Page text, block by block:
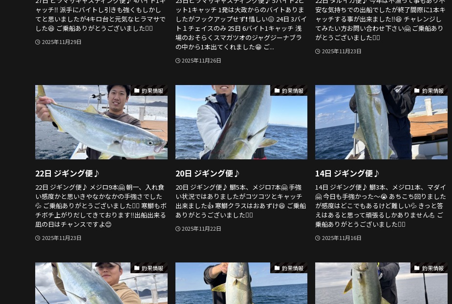
ャッチ‼️ 派手にバイトし引きも強くもしかし
てと思いましたが4キロ台と元気なヒラマサで
した😆 ご乗船ありがとうございました🙇‍♂️
2025年11月29日
ット1キャッチ 1発は大政からのバイトありま
したがフックアップせず❗️ 惜しい😖 24日 3バイ
ト１チェイスのみ 25日 6バイト1キャッチ 浅
場のおそらくスマガツオのジャグジーナブラ
の中から1本出てくれました😁 ご...
2025年11月26日
安な気持ちでの出船でしたが終了間際に1本キ
ャッチする事が出来ました‼️😆 チャレンジし
てみたい方お問い合わせ下さい🤗 ご乗船あり
がとうございました🙇‍♂️
2025年11月23日
釣果情報
22日 ジギング便♪
22日 ジギング便♪ メジロ9本🤗 朝一、入れ食
い感度かと思いきやなかなかの手強さでした
💦 ご乗船ありがとうございました🙇‍♂️ 寒鰤もボ
チボチ上がりだしてきております‼️出船出来る
凪の日はチャンスですよ😊
2025年11月23日
釣果情報
20日 ジギング便♪
20日 ジギング便♪ 鰤5本、メジロ7本🤗 手強
い状況ではありましたがコツコツとキャッチ
出来ました👍 寒鰤クラスはおあずけ😆 ご乗船
ありがとうございました🙇‍♂️
2025年11月22日
釣果情報
14日 ジギング便♪
14日 ジギング便♪ 鰤3本、メジロ1本、マダイ
🤗 今日も手強かった〜😭 あちこち回りました
が感度はどこでもあるけど難しい💦 きっと答
えはあると思って頑張るしかありません💪 ご
乗船ありがとうございました🙇‍♂️
2025年11月16日
釣果情報 釣果情報 釣果情報